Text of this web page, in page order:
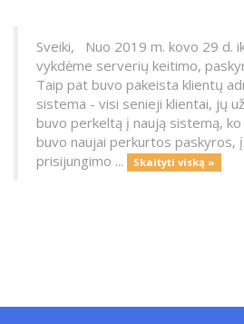
Sveiki, Nuo 2019 m. kovo 29 d.
vykdėme serverių keitimo,
Taip pat buvo pakeista klientų
sistema - visi senieji klientai, jų
buvo perkeltą į naują sistemą,
buvo naujai perkurtos paskyros,
prisijungimo ...
Skaityti viską »